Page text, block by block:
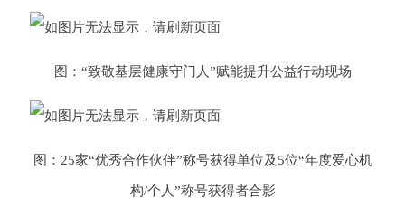
图：“致敬基层健康守门人”赋能提升公益行动现场
图：25家“优秀合作伙伴”称号获得单位及5位“年度爱心机
构/个人”称号获得者合影